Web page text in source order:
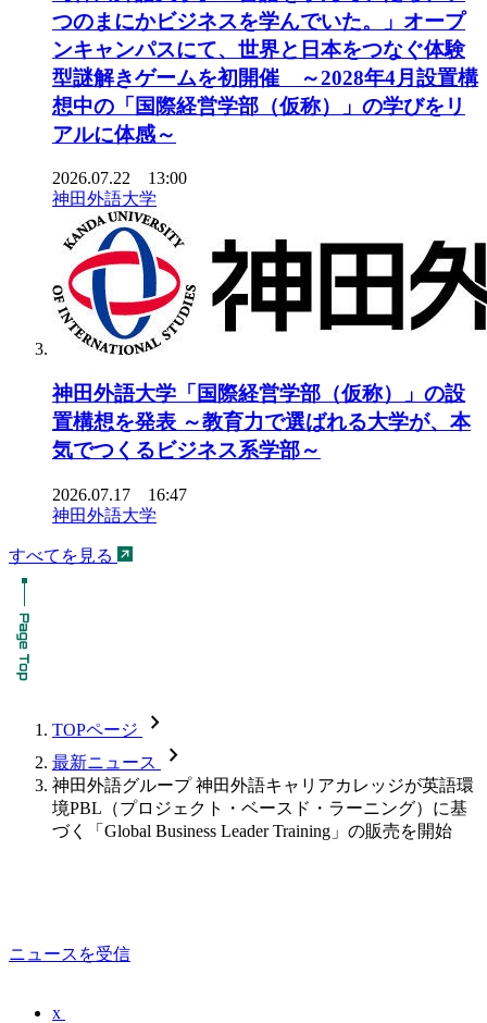
つのまにかビジネスを学んでいた。」オープ
ンキャンパスにて、世界と日本をつなぐ体験
型謎解きゲームを初開催 ～2028年4月設置構
想中の「国際経営学部（仮称）」の学びをリ
アルに体感～
2026.07.22 13:00
神田外語大学
神田外語大学「国際経営学部（仮称）」の設
置構想を発表 ～教育力で選ばれる大学が、本
気でつくるビジネス系学部～
2026.07.17 16:47
神田外語大学
すべてを見る
TOPページ chevron_forward
最新ニュース chevron_forward
神田外語グループ 神田外語キャリアカレッジが英語環
境PBL（プロジェクト・ベースド・ラーニング）に基
づく「Global Business Leader Training」の販売を開始
ニュースを受信
x